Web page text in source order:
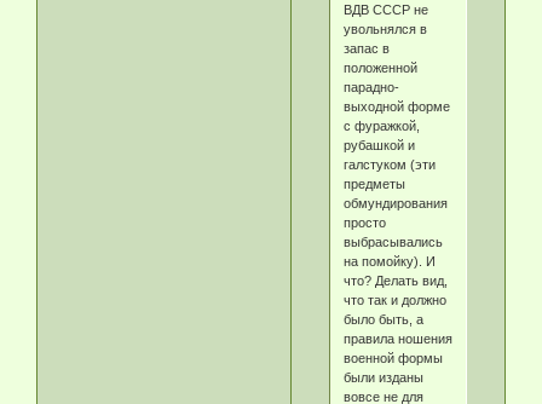
ВДВ СССР не
увольнялся в
запас в
положенной
парадно-
выходной форме
с фуражкой,
рубашкой и
галстуком (эти
предметы
обмундирования
просто
выбрасывались
на помойку). И
что? Делать вид,
что так и должно
было быть, а
правила ношения
военной формы
были изданы
вовсе не для